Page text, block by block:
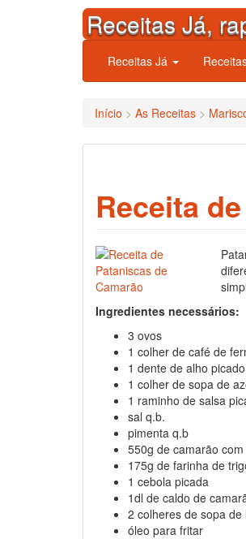
Receitas Já,
Receitas Já
Início > As Receitas >
Receita
Ingredientes necessários:
3 ovos
1 colher de café de
1 dente de alho picado
1 colher de sopa de
1 raminho de salsa
sal q.b.
pimenta q.b
550g de camarão
175g de farinha de
1 cebola picada
1dl de caldo de
2 colheres de sopa de
óleo para fritar